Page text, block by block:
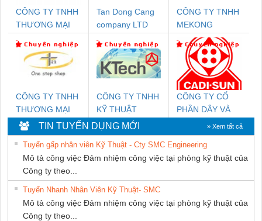
CÔNG TY TNHH
THƯƠNG MẠI
THUẬT ĐIỆN CƠ
GIA HƯNG PHÁT
Tan Dong Cang
company LTD
CÔNG TY TNHH
MEKONG
MARINE
SUPPLY
CÔNG TY TNHH
THƯƠNG MẠI
THIÊN ÂN VIỆT
NAM
CÔNG TY TNHH
KỸ THUẬT
KTECH VIỆT
NAM
CÔNG TY CỔ
PHẦN DÂY VÀ
CÁP ĐIỆN
THƯỢNG ĐÌNH
TIN TUYỂN DỤNG MỚI » Xem tất cả
Tuyển gấp nhân viên Kỹ Thuật - Cty SMC Engineering
Mô tả công việc Đảm nhiệm công việc tại phòng kỹ thuật của
Công ty theo...
Tuyển Nhanh Nhân Viên Kỹ Thuật- SMC
Mô tả công việc Đảm nhiệm công việc tại phòng kỹ thuật của
Công ty theo...